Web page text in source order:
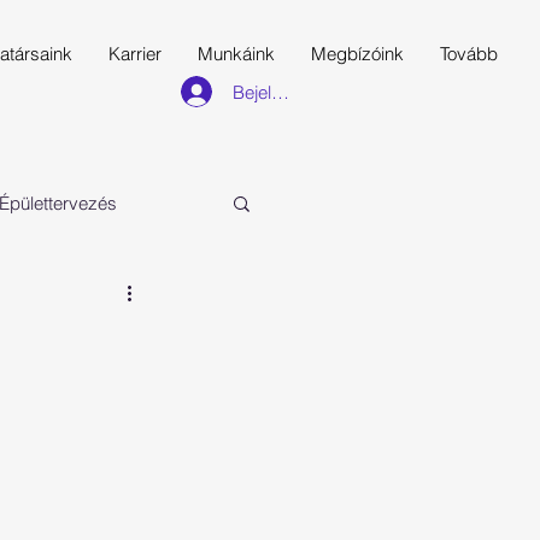
Karrier Munkáink Megbízóink
Tovább
Bejelentkezés
Épülettervezés